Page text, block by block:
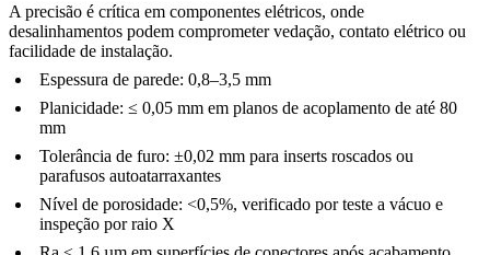
A precisão é crítica em componentes elétricos, onde
desalinhamentos podem comprometer vedação, contato elétrico ou
facilidade de instalação.
Espessura de parede: 0,8–3,5 mm
Planicidade: ≤ 0,05 mm em planos de acoplamento de até 80
mm
Tolerância de furo: ±0,02 mm para inserts roscados ou
parafusos autoatarraxantes
Nível de porosidade: <0,5%, verificado por teste a vácuo e
inspeção por raio X